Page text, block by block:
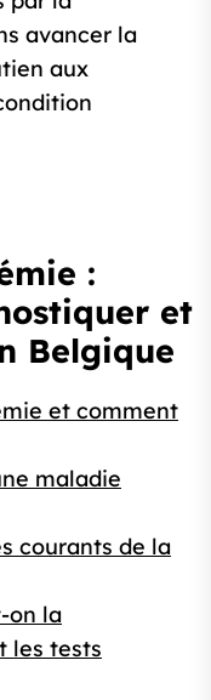
avancer la
aux
:
et
Belgique
et comment
maladie
courants de la
on la
les tests